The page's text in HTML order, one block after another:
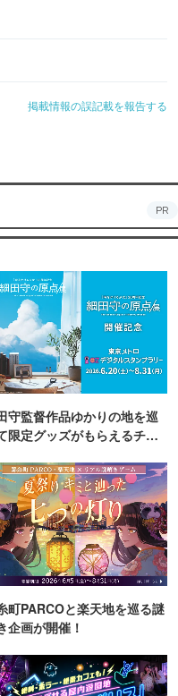
掲載情報の誤記載を報告する
PR
守監督作品ゆかりの地を巡
限定グッズがもらえるチャ
町PARCOと楽天地を巡る謎
企画が開催！